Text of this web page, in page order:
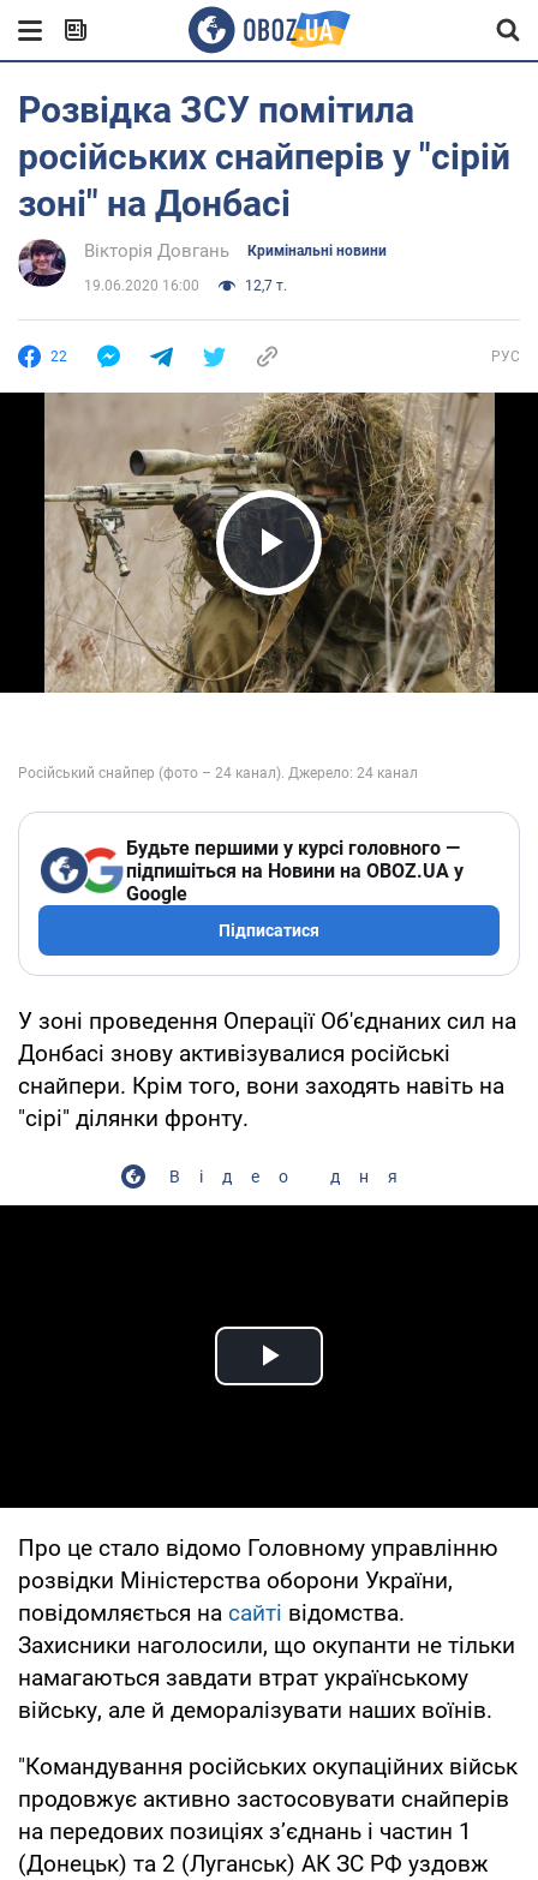
Розвідка ЗСУ помітила
російських снайперів у "сірій
зоні" на Донбасі
Вікторія Довгань Кримінальні новини
19.06.2020 16:00 12,7 т.
22 РУС
Play Video
Будьте першими у курсі головного —
підпишіться на Новини на OBOZ.UA у
Google
Підписатися
У зоні проведення Операції Об'єднаних сил на
Донбасі знову активізувалися російські
снайпери. Крім того, вони заходять навіть на
"сірі" ділянки фронту.
Відео дня
Play Video
Про це стало відомо Головному управлінню
розвідки Міністерства оборони України,
повідомляється на сайті відомства.
Захисники наголосили, що окупанти не тільки
намагаються завдати втрат українському
війську, але й деморалізувати наших воїнів.
"Командування російських окупаційних військ
продовжує активно застосовувати снайперів
на передових позиціях з’єднань і частин 1
(Донецьк) та 2 (Луганськ) АК ЗС РФ уздовж